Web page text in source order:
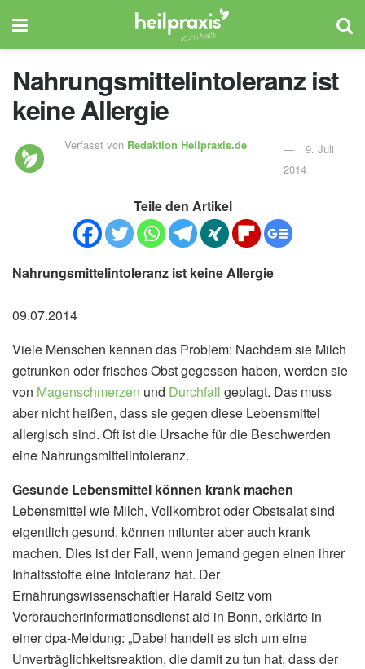
Nahrungsmittelintoleranz ist
keine Allergie
Verfasst von Redaktion Heilpraxis.de
9. Juli
2014
Teile den Artikel
Nahrungsmittelintoleranz ist keine Allergie
09.07.2014
Viele Menschen kennen das Problem: Nachdem sie Milch
getrunken oder frisches Obst gegessen haben, werden sie
von Magenschmerzen und Durchfall geplagt. Das muss
aber nicht heißen, dass sie gegen diese Lebensmittel
allergisch sind. Oft ist die Ursache für die Beschwerden
eine Nahrungsmittelintoleranz.
Gesunde Lebensmittel können krank machen
Lebensmittel wie Milch, Vollkornbrot oder Obstsalat sind
eigentlich gesund, können mitunter aber auch krank
machen. Dies ist der Fall, wenn jemand gegen einen ihrer
Inhaltsstoffe eine Intoleranz hat. Der
Ernährungswissenschaftler Harald Seitz vom
Verbraucherinformationsdienst aid in Bonn, erklärte in
einer dpa-Meldung: „Dabei handelt es sich um eine
Unverträglichkeitsreaktion, die damit zu tun hat, dass der